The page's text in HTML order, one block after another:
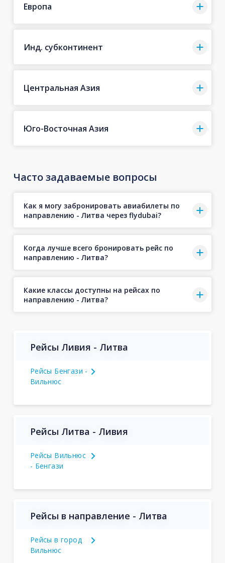
Европа
Инд. субконтинент
Центральная Азия
Юго-Восточная Азия
Часто задаваемые вопросы
Как я могу забронировать авиабилеты по
направлению - Литва через flydubai?
Когда лучше всего бронировать рейс по
направлению - Литва?
Какие классы доступны на рейсах по
направлению - Литва?
Рейсы Ливия - Литва
Рейсы Бенгази -
Вильнюс
Рейсы Литва - Ливия
Рейсы Вильнюс
- Бенгази
Рейсы в направление - Литва
Рейсы в город
Вильнюс